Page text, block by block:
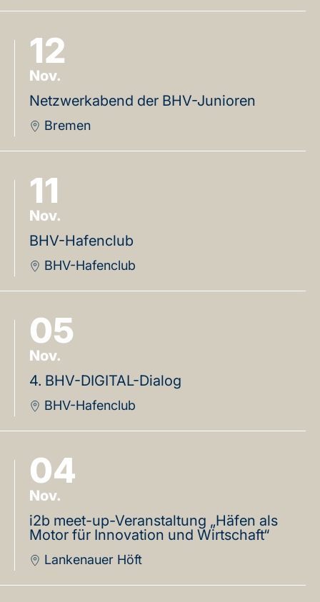
12
Nov.
Netzwerkabend der BHV-Junioren
Bremen
11
Nov.
BHV-Hafenclub
BHV-Hafenclub
05
Nov.
4. BHV-DIGITAL-Dialog
BHV-Hafenclub
04
Nov.
i2b meet-up-Veranstaltung „Häfen als
Motor für Innovation und Wirtschaft“
Lankenauer Höft